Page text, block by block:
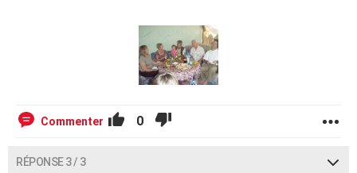
Commenter 0
RÉPONSE 3 / 3